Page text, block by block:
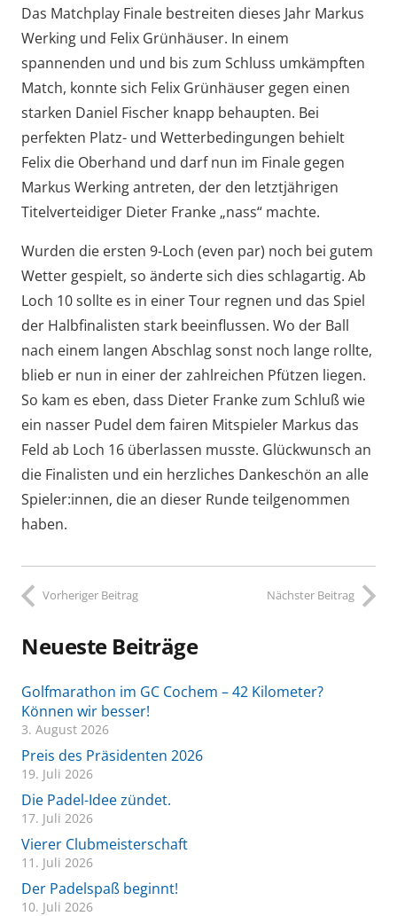
Das Matchplay Finale bestreiten dieses Jahr Markus
Werking und Felix Grünhäuser. In einem
spannenden und und bis zum Schluss umkämpften
Match, konnte sich Felix Grünhäuser gegen einen
starken Daniel Fischer knapp behaupten. Bei
perfekten Platz- und Wetterbedingungen behielt
Felix die Oberhand und darf nun im Finale gegen
Markus Werking antreten, der den letztjährigen
Titelverteidiger Dieter Franke „nass“ machte.
Wurden die ersten 9-Loch (even par) noch bei gutem
Wetter gespielt, so änderte sich dies schlagartig. Ab
Loch 10 sollte es in einer Tour regnen und das Spiel
der Halbfinalisten stark beeinflussen. Wo der Ball
nach einem langen Abschlag sonst noch lange rollte,
blieb er nun in einer der zahlreichen Pfützen liegen.
So kam es eben, dass Dieter Franke zum Schluß wie
ein nasser Pudel dem fairen Mitspieler Markus das
Feld ab Loch 16 überlassen musste. Glückwunsch an
die Finalisten und ein herzliches Dankeschön an alle
Spieler:innen, die an dieser Runde teilgenommen
haben.
Vorheriger Beitrag Nächster Beitrag
Neueste Beiträge
Golfmarathon im GC Cochem – 42 Kilometer?
Können wir besser!
3. August 2026
Preis des Präsidenten 2026
19. Juli 2026
Die Padel-Idee zündet.
17. Juli 2026
Vierer Clubmeisterschaft
11. Juli 2026
Der Padelspaß beginnt!
10. Juli 2026